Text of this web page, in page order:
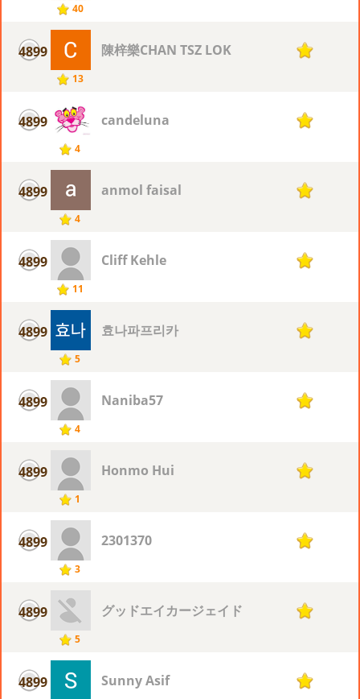
40
4899
13
陳梓樂CHAN TSZ LOK 1
4899
4
candeluna 1
4899
4
anmol faisal 1
4899
11
Cliff Kehle 1
4899
5
효나파프리카 1
4899
4
Naniba57 1
4899
1
Honmo Hui 1
4899
3
2301370 1
4899
5
グッドエイカージェイド 1
4899 Sunny Asif 1